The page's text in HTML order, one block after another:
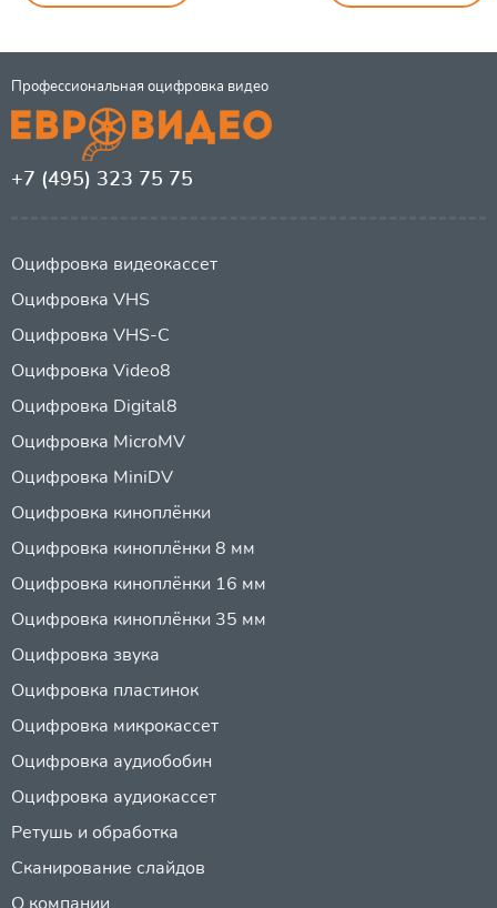
Профессиональная оцифровка видео
+7 (495) 323 75 75
Оцифровка видеокассет
Оцифровка VHS
Оцифровка VHS-C
Оцифровка Video8
Оцифровка Digital8
Оцифровка MicroMV
Оцифровка MiniDV
Оцифровка киноплёнки
Оцифровка киноплёнки 8 мм
Оцифровка киноплёнки 16 мм
Оцифровка киноплёнки 35 мм
Оцифровка звука
Оцифровка пластинок
Оцифровка микрокассет
Оцифровка аудиобобин
Оцифровка аудиокассет
Ретушь и обработка
Сканирование слайдов